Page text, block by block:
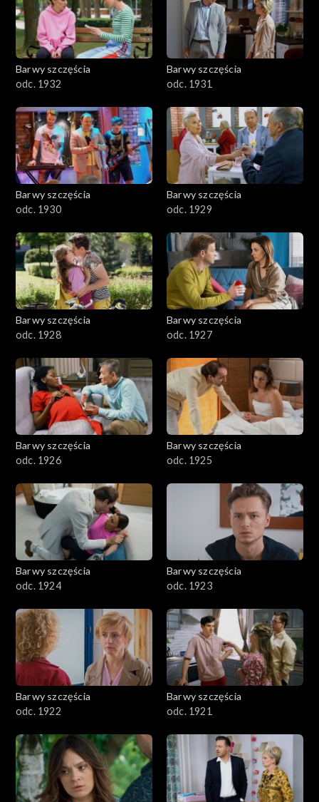
Barwy szczęścia
odc. 1932
Barwy szczęścia
odc. 1931
Barwy szczęścia
odc. 1930
Barwy szczęścia
odc. 1929
Barwy szczęścia
odc. 1928
Barwy szczęścia
odc. 1927
Barwy szczęścia
odc. 1926
Barwy szczęścia
odc. 1925
Barwy szczęścia
odc. 1924
Barwy szczęścia
odc. 1923
Barwy szczęścia
odc. 1922
Barwy szczęścia
odc. 1921